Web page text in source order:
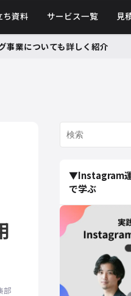
ち資料 サービス一覧 見
事業についても詳しく紹介
部
▼Instagram運
で学ぶ